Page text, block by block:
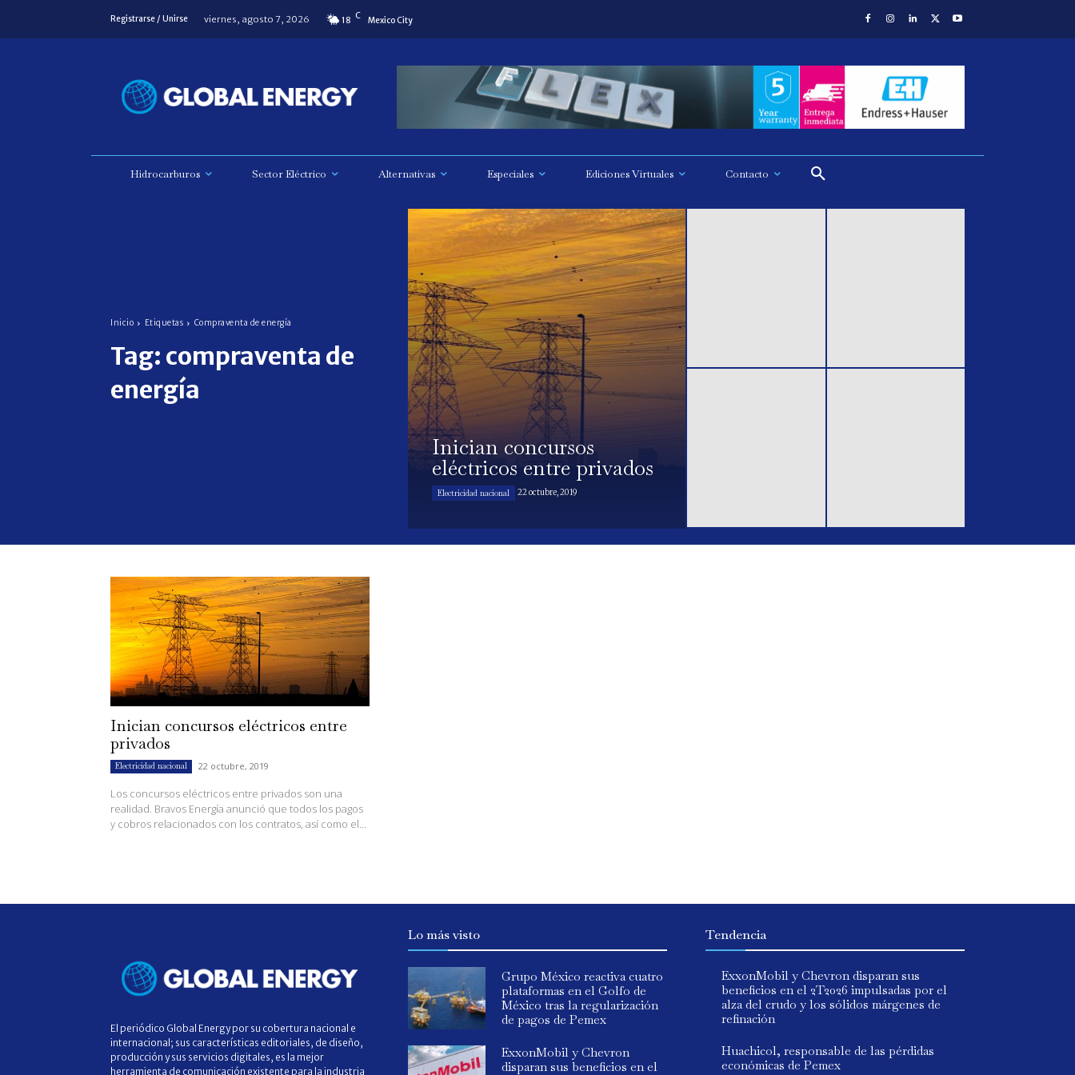
Registrarse / Unirse viernes, agosto 7, 2026 18 C Mexico City
Hidrocarburos Sector Eléctrico Alternativas Especiales Ediciones Virtuales Contacto
Inicio Etiquetas Compraventa de energía
Tag: compraventa de
energía
Inician concursos
eléctricos entre privados
Electricidad nacional 22 octubre, 2019
Inician concursos eléctricos entre
privados
Electricidad nacional 22 octubre, 2019
Los concursos eléctricos entre privados son una
realidad. Bravos Energía anunció que todos los pagos
y cobros relacionados con los contratos, así como el...
El periódico Global Energy por su cobertura nacional e
internacional; sus características editoriales, de diseño,
producción y sus servicios digitales, es la mejor
herramienta de comunicación existente para la industria
Lo más visto
Grupo México reactiva cuatro
plataformas en el Golfo de
México tras la regularización
de pagos de Pemex
ExxonMobil y Chevron
disparan sus beneficios en el
Tendencia
ExxonMobil y Chevron disparan sus
beneficios en el 2T2026 impulsadas por el
alza del crudo y los sólidos márgenes de
refinación
Huachicol, responsable de las pérdidas
económicas de Pemex